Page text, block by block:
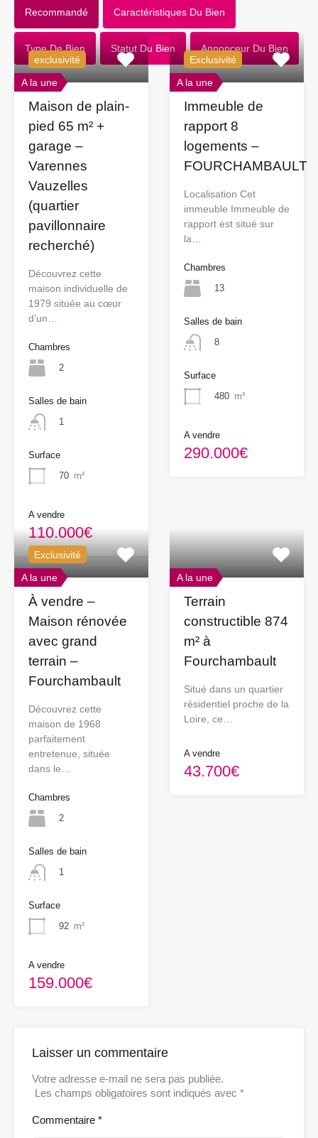
Recommandé Caractéristiques Du Bien
Type De Bien Statut Du Bien Annonceur Du Bien
A la une
exclusivité
Maison de plain-
pied 65 m² +
garage –
Varennes
Vauzelles
(quartier
pavillonnaire
recherché)
Découvrez cette
maison individuelle de
1979 située au cœur
d’un…
Chambres
2
Salles de bain
1
Surface
70 m²
A vendre
110.000€
A la une
Exclusivité
Immeuble de
rapport 8
logements –
FOURCHAMBAULT
Localisation Cet
immeuble Immeuble de
rapport est situé sur
la…
Chambres
13
Salles de bain
8
Surface
480 m²
A vendre
290.000€
A la une
Exclusivité
À vendre –
Maison rénovée
avec grand
terrain –
Fourchambault
Découvrez cette
maison de 1968
parfaitement
entretenue, située
dans le…
Chambres
2
Salles de bain
1
Surface
92 m²
A vendre
159.000€
A la une
Terrain
constructible 874
m² à
Fourchambault
Situé dans un quartier
résidentiel proche de la
Loire, ce…
A vendre
43.700€
Laisser un commentaire
Votre adresse e-mail ne sera pas publiée.
Les champs obligatoires sont indiqués avec *
Commentaire *